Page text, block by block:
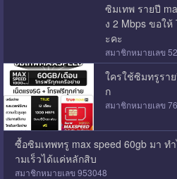
ซิมเทพ รายปี
ง 2 Mbps ขอใ
ะคะ
สมาชิกหมายเลข
ใครใช้ซิมทรูรา
ก
สมาชิกหมายเลข
ซื้อซิมเทพทรู max speed 60gb มา
ามเร็วได้แค่หลักสิบ
สมาชิกหมายเลข 953048